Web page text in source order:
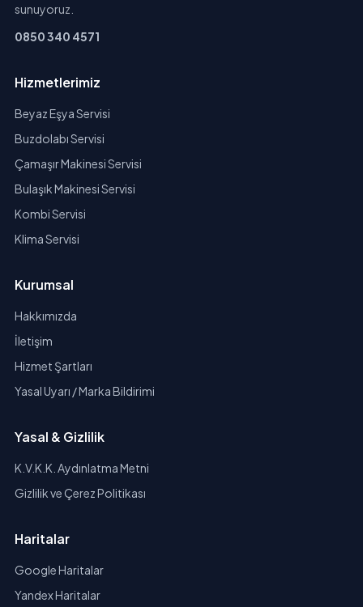
sunuyoruz.
0850 340 4571
Hizmetlerimiz
Beyaz Eşya Servisi
Buzdolabı Servisi
Çamaşır Makinesi Servisi
Bulaşık Makinesi Servisi
Kombi Servisi
Klima Servisi
Kurumsal
Hakkımızda
İletişim
Hizmet Şartları
Yasal Uyarı / Marka Bildirimi
Yasal & Gizlilik
K.V.K.K. Aydınlatma Metni
Gizlilik ve Çerez Politikası
Haritalar
Google Haritalar
Yandex Haritalar